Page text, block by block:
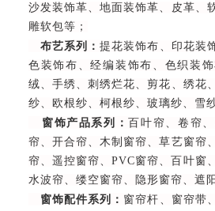
沙发装饰革、地面装饰革、皮革、
雕软包等；
布艺系列：提花装饰布、印花装
色装饰布、经编装饰布、色织装
绒、手绣、刺绣烂花、剪花、绣花
纱、欧根纱、柯根纱、玻璃纱、雪
窗饰产品系列：百叶帘、卷帘
帘、开合帘、木制窗帘、草艺窗帘
帘、遥控窗帘、PVC窗帘、百叶窗
水波帘、缕空窗帘、隐形窗帘、遮
窗饰配件系列： 窗帘杆、窗帘带